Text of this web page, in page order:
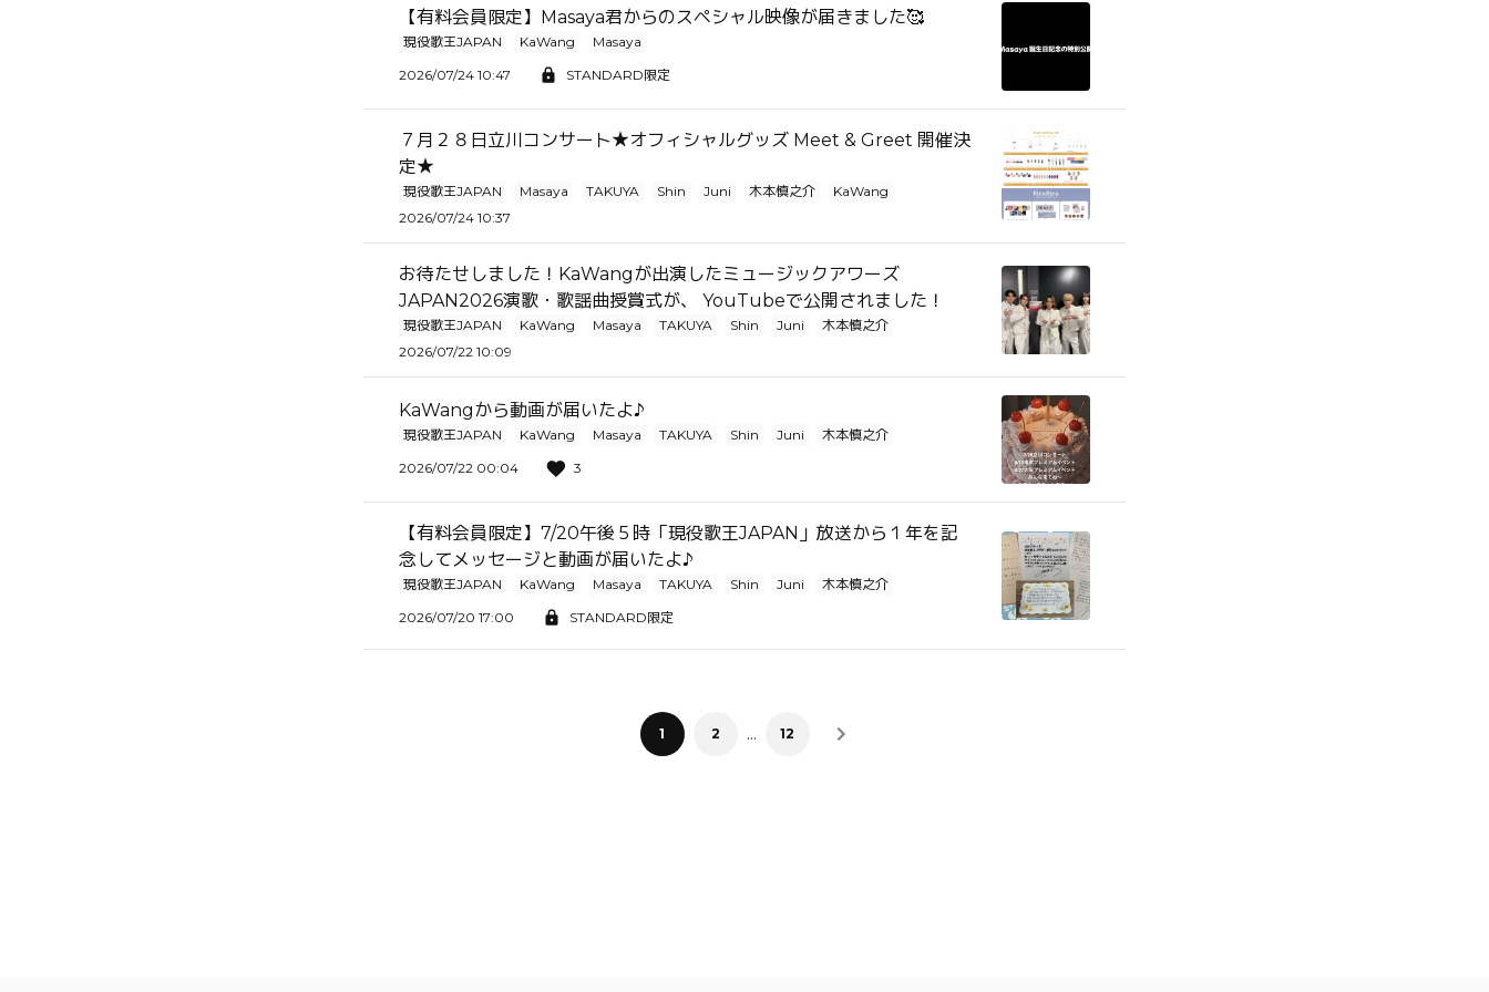
【有料会員限定】Masaya君からのスペシャル映像が届きました🥰
現役歌王JAPAN KaWang
Masaya
2026/07/24 10:47
STANDARD限定
７月２８日立川コンサート★オフィシャルグッズ Meet & Greet 開催決
定★
現役歌王JAPAN Masaya TAKUYA Shin Juni 木本慎之介
KaWang
2026/07/24 10:37
お待たせしました！KaWangが出演したミュージックアワーズ
JAPAN2026演歌・歌謡曲授賞式が、 YouTubeで公開されました！
現役歌王JAPAN KaWang Masaya TAKUYA Shin Juni
木本慎之介
2026/07/22 10:09
KaWangから動画が届いたよ♪
現役歌王JAPAN KaWang Masaya TAKUYA Shin Juni
木本慎之介
2026/07/22 00:04
3
【有料会員限定】7/20午後５時「現役歌王JAPAN」放送から１年を記
念してメッセージと動画が届いたよ♪
現役歌王JAPAN KaWang Masaya TAKUYA Shin Juni
木本慎之介
2026/07/20 17:00
STANDARD限定
1 2 … 12